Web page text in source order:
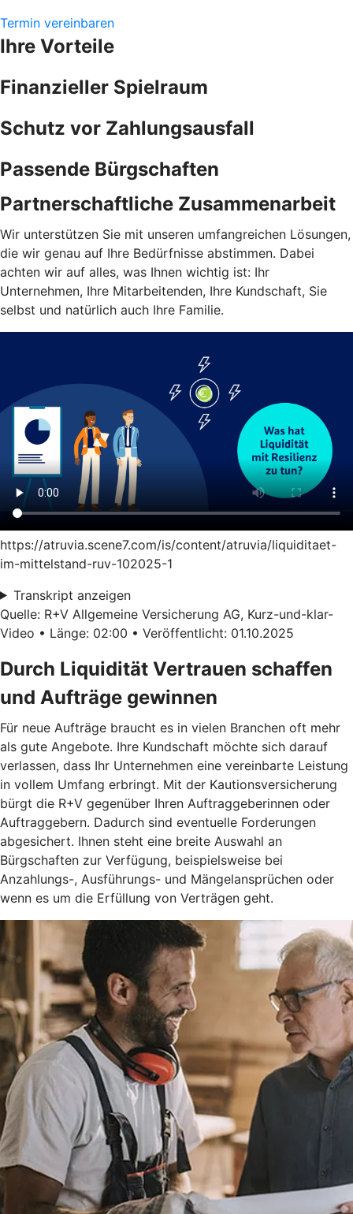
Termin vereinbaren
Ihre Vorteile
Finanzieller Spielraum
Schutz vor Zahlungsausfall
Passende Bürgschaften
Partnerschaftliche Zusammenarbeit
Wir unterstützen Sie mit unseren umfangreichen Lösungen,
die wir genau auf Ihre Bedürfnisse abstimmen. Dabei
achten wir auf alles, was Ihnen wichtig ist: Ihr
Unternehmen, Ihre Mitarbeitenden, Ihre Kundschaft, Sie
selbst und natürlich auch Ihre Familie.
https://atruvia.scene7.com/is/content/atruvia/liquiditaet-
im-mittelstand-ruv-102025-1
Transkript anzeigen
Quelle: R+V Allgemeine Versicherung AG, Kurz-und-klar-
Video • Länge: 02:00 • Veröffentlicht: 01.10.2025
Durch Liquidität Vertrauen schaffen
und Aufträge gewinnen
Für neue Aufträge braucht es in vielen Branchen oft mehr
als gute Angebote. Ihre Kundschaft möchte sich darauf
verlassen, dass Ihr Unternehmen eine vereinbarte Leistung
in vollem Umfang erbringt. Mit der Kautionsversicherung
bürgt die R+V gegenüber Ihren Auftraggeberinnen oder
Auftraggebern. Dadurch sind eventuelle Forderungen
abgesichert. Ihnen steht eine breite Auswahl an
Bürgschaften zur Verfügung, beispielsweise bei
Anzahlungs-, Ausführungs- und Mängelansprüchen oder
wenn es um die Erfüllung von Verträgen geht.